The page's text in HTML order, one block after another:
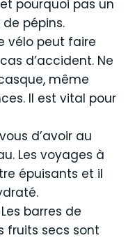
pourquoi pas un
pépins.
vélo peut faire
d’accident. Ne
même
Il est vital pour
d’avoir au
Les voyages à
épuisants et il
Les barres de
fruits secs sont